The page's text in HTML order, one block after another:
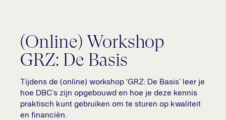
(Online) Workshop
GRZ: De Basis
Tijdens de (online) workshop ‘GRZ: De Basis’ leer je
hoe DBC’s zijn opgebouwd en hoe je deze kennis
praktisch kunt gebruiken om te sturen op kwaliteit
en financiën.